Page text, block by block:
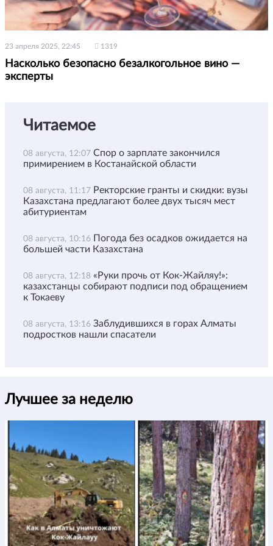
23 апреля 2025, 22:45 1319
Насколько безопасно безалкогольное вино —
эксперты
Читаемое
08 августа, 12:07 Спор о зарплате закончился
примирением в Костанайской области
08 августа, 11:17 Ректорские гранты и скидки: вузы
Казахстана предлагают более двух тысяч мест
абитуриентам
08 августа, 10:16 Погода без осадков ожидается на
большей части Казахстана
08 августа, 12:18 «Руки прочь от Кок-Жайляу!»:
казахстанцы собирают подписи под обращением
к Токаеву
08 августа, 13:16 Заблудившихся в горах Алматы
подростков нашли спасатели
Лучшее за неделю